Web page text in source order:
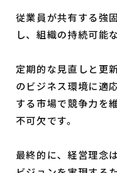
従業員が共有する強
し、組織の持続可能
定期的な見直しと更
のビジネス環境に適
する市場で競争力を
不可欠です。
最終的に、経営理念